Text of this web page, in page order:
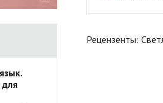
Рецензенты: